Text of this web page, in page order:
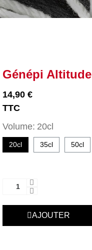
Génépi Altitude
14,90 €
TTC
Volume 20cl
20cl 35cl 50cl
AJOUTER